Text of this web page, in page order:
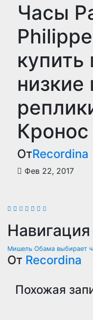
Часы
купить
низкие
Кронос
ОтRecordina
Фев 22, 2017
Мишель Обама выбирает
От Recordina
Похожая